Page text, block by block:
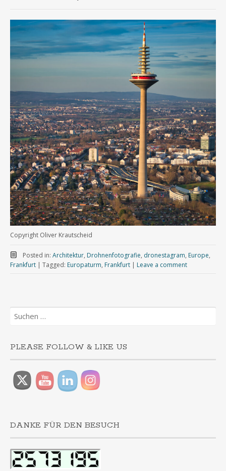
Copyright Oliver Krautscheid
Posted in: Architektur, Drohnenfotografie, dronestagram, Europe,
Frankfurt | Tagged: Europaturm, Frankfurt | Leave a comment
Suchen
nach:
PLEASE FOLLOW & LIKE US
DANKE FÜR DEN BESUCH